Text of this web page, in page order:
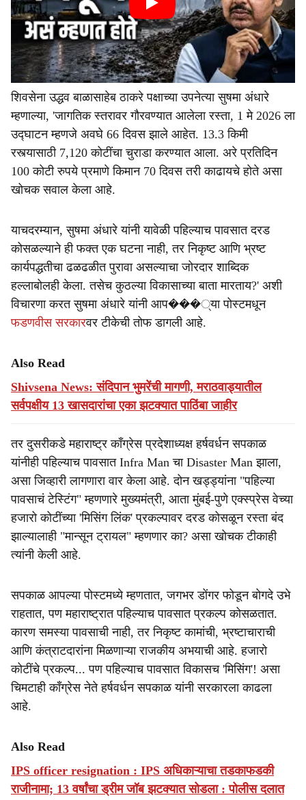
शिवसेना उद्धव बाळासाहेब ठाकरे पक्षाच्या उपनेत्या सुषमा अंधारे
म्हणाल्या, 'जागतिक स्तरावर गौरवण्यात आलेला रस्ता, 1 मे 2026 ला
उद्घाटन म्हणजे अवघे 66 दिवस झाले आहेत. 13.3 किमी
रस्त्यासाठी 7,120 कोटींचा चुराडा करण्यात आला. अरे प्रतिदिन
100 कोटी रुपये प्रमाणे किमान 70 दिवस तरी काढायचे होते असा
खोचक सवाल केला आहे.
याचदरम्यान, सुषमा अंधारे यांनी यावेळी पहिल्याच पावसात दरड
कोसळल्याने ही फक्त एक घटना नाही, तर निकृष्ट आणि भ्रष्ट
कार्यपद्धतीचा ढळढळीत पुरावा असल्याचा जोरदार शा‍ब्दिक
हल्लाबोलही केला. तसेच कुठल्या विकासाच्या बाता मारताय?' अशी
विचारणा करत सुषमा अंधारे यांनी आप���्या पोस्टमधून
फडणवीस सरकारवर टीकेची तोफ डागली आहे.
Also Read
Shivsena News: संदिपान भुमरेंची मागणी, मराठवाड्यातील
सर्वपक्षीय 13 खासदारांचा एका झटक्यात पाठिंबा जाहीर
तर दुसरीकडे महाराष्ट्र काँग्रेस प्रदेशाध्यक्ष हर्षवर्धन सपकाळ
यांनीही पहिल्याच पावसात Infra Man चा Disaster Man झाला,
असा जिव्हारी लागणारा वार केला आहे. दोन खड्ड्यांना "पहिल्या
पावसाचं टेस्टिंग" म्हणणारे मुख्यमंत्री, आता मुंबई-पुणे एक्स्प्रेस वेच्या
हजारो कोटींच्या 'मिसिंग लिंक' प्रकल्पावर दरड कोसळून रस्ता बंद
झाल्यालाही "मान्सून ट्रायल" म्हणणार का? असा खोचक टीकाही
त्यांनी केली आहे.
सपकाळ आपल्या पोस्टमध्ये म्हणतात, जगभर डोंगर फोडून बोगदे उभे
राहतात, पण महाराष्ट्रात पहिल्याच पावसात प्रकल्प कोसळतात.
कारण समस्या पावसाची नाही, तर निकृष्ट कामांची, भ्रष्टाचाराची
आणि कंत्राटदारांना मिळणाऱ्या राजकीय अभयाची आहे. हजारो
कोटींचे प्रकल्प... पण पहिल्याच पावसात विकासच 'मिसिंग'! असा
चिमटाही काँग्रेस नेते हर्षवर्धन सपकाळ यांनी सरकारला काढला
आहे.
Also Read
IPS officer resignation : IPS अधिकाऱ्याचा तडकाफडकी
राजीनामा; 13 वर्षांचा ड्रीम जॉब झटक्यात सोडला : पोलीस दलात